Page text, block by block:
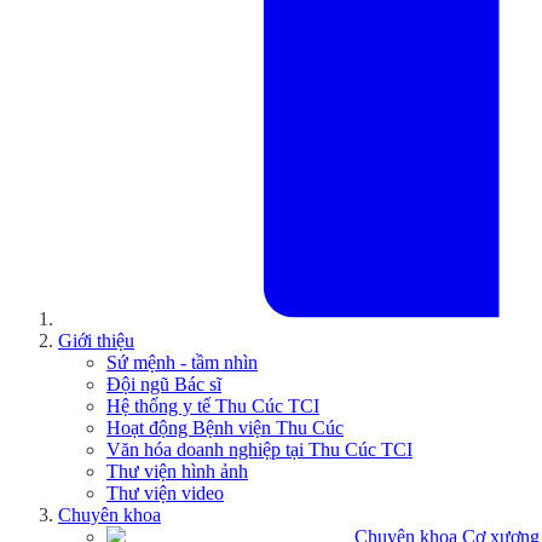
Giới thiệu
Sứ mệnh - tầm nhìn
Đội ngũ Bác sĩ
Hệ thống y tế Thu Cúc TCI
Hoạt động Bệnh viện Thu Cúc
Văn hóa doanh nghiệp tại Thu Cúc TCI
Thư viện hình ảnh
Thư viện video
Chuyên khoa
Chuyên khoa Cơ